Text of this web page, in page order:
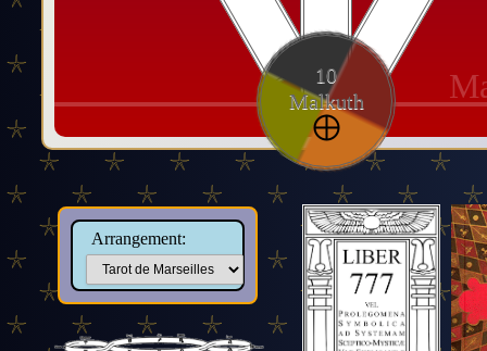
10
Malkuth
Arrangement: